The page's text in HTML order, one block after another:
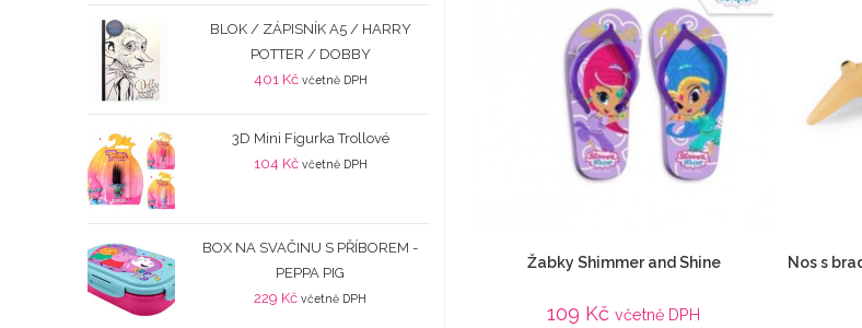
Žabky Shimmer and Shine
109 Kč včetně DPH
Nos s
BLOK / ZÁPISNÍK A5 / HARRY
POTTER / DOBBY
401 Kč včetně DPH
3D Mini Figurka Trollové
104 Kč včetně DPH
BOX NA SVAČINU S PŘÍBOREM -
PEPPA PIG
229 Kč včetně DPH